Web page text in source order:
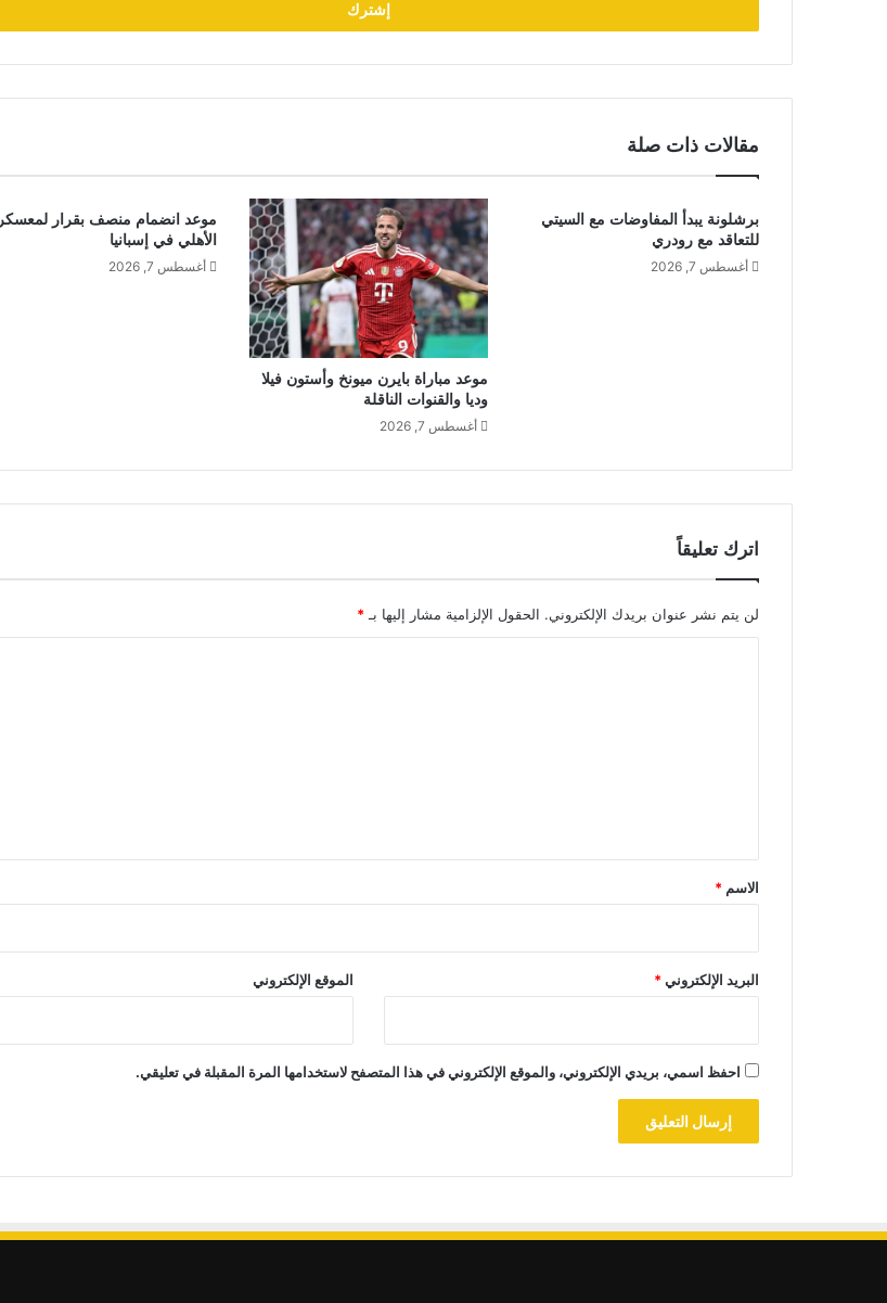
مقالات ذات صلة
برشلونة يبدأ المفاوضات مع السيتي
للتعاقد مع رودري
أغسطس 7, 2026
موعد مباراة بايرن ميونخ وأستون فيلا
وديا والقنوات الناقلة
أغسطس 7, 2026
موعد انضمام منصف بقرار لمعسكر
الأهلي في إسبانيا
أغسطس 7, 2026
اترك تعليقاً
لن يتم نشر عنوان بريدك الإلكتروني. الحقول الإلزامية مشار إليها بـ *
*
الاسم *
البريد الإلكتروني* الموقع الإلكتروني
احفظ اسمي، بريدي الإلكتروني، والموقع الإلكتروني في هذا المتصفح لاستخدامها المرة المقبلة في تعليقي.